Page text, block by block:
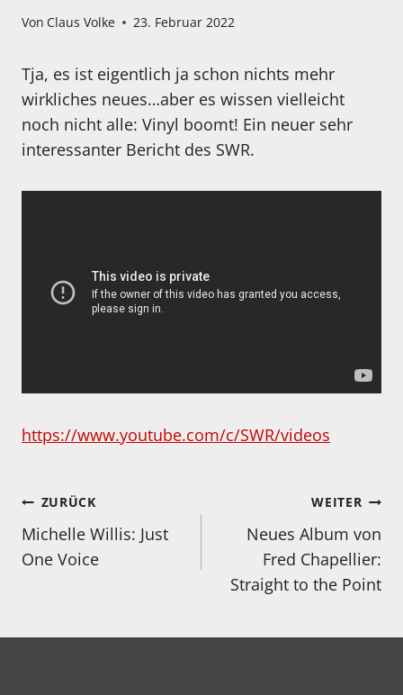
Von Claus Volke 23. Februar 2022
Tja, es ist eigentlich ja schon nichts mehr
wirkliches neues…aber es wissen vielleicht
noch nicht alle: Vinyl boomt! Ein neuer sehr
interessanter Bericht des SWR.
https://www.youtube.com/c/SWR/videos
Beitragsnavigation
ZURÜCK
Michelle Willis: Just
One Voice
WEITER
Neues Album von
Fred Chapellier:
Straight to the Point